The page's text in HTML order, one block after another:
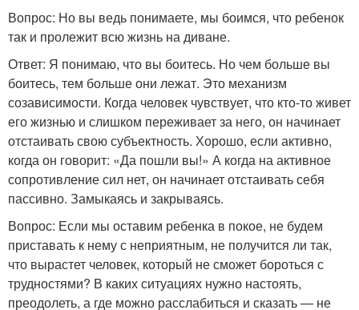
Вопрос: Но вы ведь понимаете, мы боимся, что ребенок
так и пролежит всю жизнь на диване.
Ответ: Я понимаю, что вы боитесь. Но чем больше вы
боитесь, тем больше они лежат. Это механизм
созависимости. Когда человек чувствует, что кто-то живет
его жизнью и слишком переживает за него, он начинает
отстаивать свою субъектность. Хорошо, если активно,
когда он говорит: «Да пошли вы!» А когда на активное
сопротивление сил нет, он начинает отстаивать себя
пассивно. Замыкаясь и закрываясь.
Вопрос: Если мы оставим ребенка в покое, не будем
приставать к нему с неприятным, не получится ли так,
что вырастет человек, который не сможет бороться с
трудностями? В каких ситуациях нужно настоять,
преодолеть, а где можно расслабиться и сказать — не